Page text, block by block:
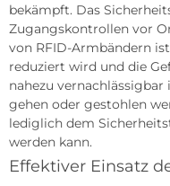
bekämpft. Das
Zugangskontrollen vor
von RFID-Armbändern
reduziert wird und die
nahezu
gehen oder gestohlen
lediglich dem
werden kann.
Effektiver Einsatz